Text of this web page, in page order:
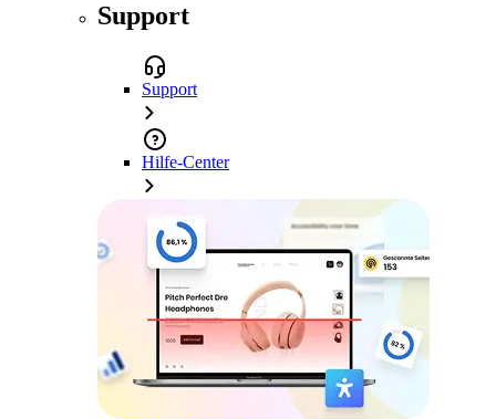
Support
Support
Hilfe-Center